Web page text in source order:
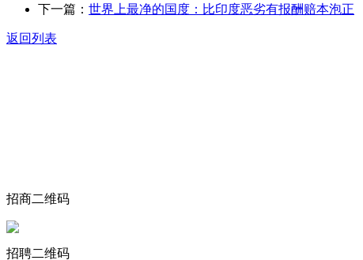
下一篇： 世界上最净的国度：比印度恶劣有报酬赔本泡正
返回列表
招商二维码
招聘二维码